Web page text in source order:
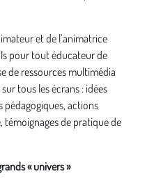
et de l’animatrice
pour tout éducateur de
de ressources multimédia
tous les écrans : idées
pédagogiques, actions
de pratique de
« univers »